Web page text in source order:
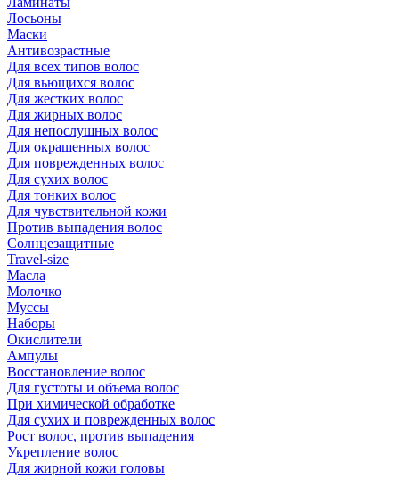
Лосьоны
Маски
Антивозрастные
Для всех типов волос
Для вьющихся волос
Для жестких волос
Для жирных волос
Для непослушных волос
Для окрашенных волос
Для поврежденных волос
Для сухих волос
Для тонких волос
Для чувствительной кожи
Против выпадения волос
Солнцезащитные
Travel-size
Масла
Молочко
Муссы
Наборы
Окислители
Ампулы
Восстановление волос
Для густоты и объема волос
При химической обработке
Для сухих и поврежденных волос
Рост волос, против выпадения
Укрепление волос
Для жирной кожи головы